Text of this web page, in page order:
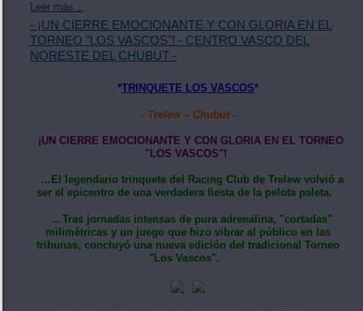
Leer más...
- ¡UN CIERRE EMOCIONANTE Y CON GLORIA EN EL
TORNEO "LOS VASCOS"! - CENTRO VASCO DEL
NORESTE DEL CHUBUT -
*TRINQUETE LOS VASCOS*
- Trelew – Chubut -
​¡UN CIERRE EMOCIONANTE Y CON GLORIA EN EL TORNEO
"LOS VASCOS"!
…El legendario trinquete del Racing Club de Trelew volvió a
ser el epicentro de una verdadera fiesta de la pelota paleta.
…Tras jornadas intensas de pura adrenalina, "cortadas"
milimétricas y un juego que hizo vibrar al público en las
tribunas, concluyó una nueva edición del tradicional Torneo
"Los Vascos".